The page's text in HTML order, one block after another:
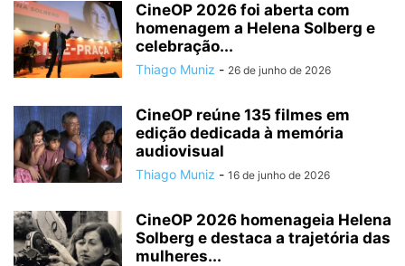
CineOP 2026 foi aberta com
homenagem a Helena Solberg e
celebração...
Thiago Muniz - 26 de junho de 2026
CineOP reúne 135 filmes em
edição dedicada à memória
audiovisual
Thiago Muniz - 16 de junho de 2026
CineOP 2026 homenageia Helena
Solberg e destaca a trajetória das
mulheres...